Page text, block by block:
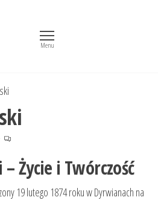
Menu
Życie i Twórczość
19 lutego 1874 roku w Dyrwianach na